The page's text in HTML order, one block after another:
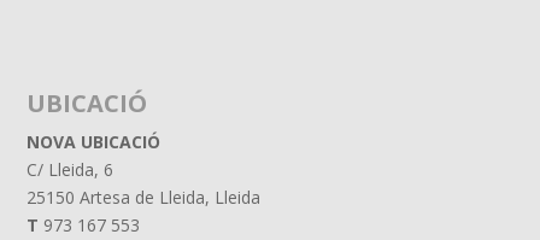
UBICACIÓ
NOVA UBICACIÓ
C/ Lleida, 6
25150 Artesa de Lleida, Lleida
T 973 167 553